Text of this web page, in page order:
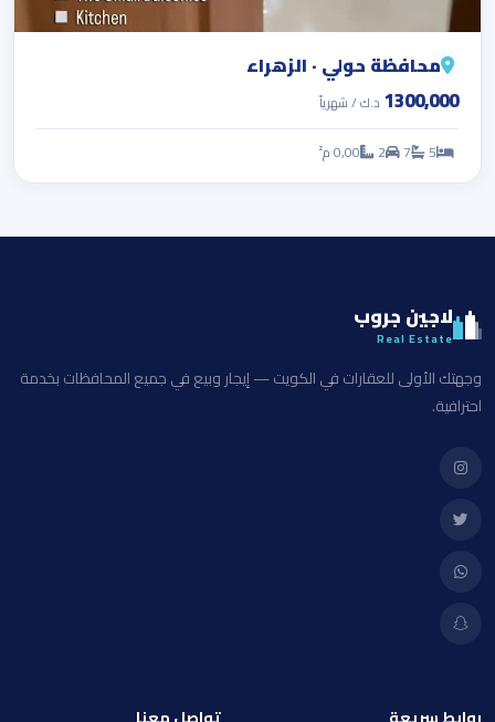
محافظة حولي · الزهراء
1300,000 د.ك / شهرياً
5
7
2 0,00 م²
لاجين جروب
Real Estate
وجهتك الأولى للعقارات في الكويت — إيجار وبيع في جميع المحافظات بخدمة
احترافية.